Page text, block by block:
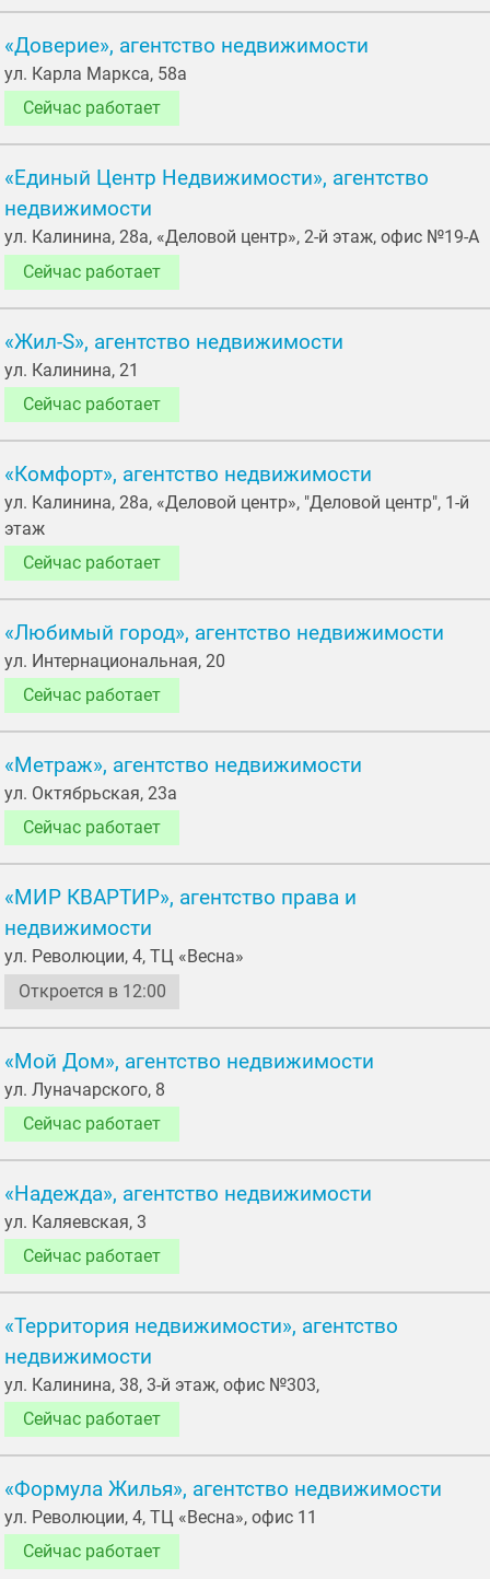
«Доверие», агентство недвижимости
ул. Карла Маркса, 58а
Сейчас работает
«Единый Центр Недвижимости», агентство
недвижимости
ул. Калинина, 28а, «Деловой центр», 2-й этаж, офис №19-А
Сейчас работает
«Жил-S», агентство недвижимости
ул. Калинина, 21
Сейчас работает
«Комфорт», агентство недвижимости
ул. Калинина, 28а, «Деловой центр», "Деловой центр", 1-й
этаж
Сейчас работает
«Любимый город», агентство недвижимости
ул. Интернациональная, 20
Сейчас работает
«Метраж», агентство недвижимости
ул. Октябрьская, 23а
Сейчас работает
«МИР КВАРТИР», агентство права и
недвижимости
ул. Революции, 4, ТЦ «Весна»
Откроется в 12:00
«Мой Дом», агентство недвижимости
ул. Луначарского, 8
Сейчас работает
«Надежда», агентство недвижимости
ул. Каляевская, 3
Сейчас работает
«Территория недвижимости», агентство
недвижимости
ул. Калинина, 38, 3-й этаж, офис №303,
Сейчас работает
«Формула Жилья», агентство недвижимости
ул. Революции, 4, ТЦ «Весна», офис 11
Сейчас работает